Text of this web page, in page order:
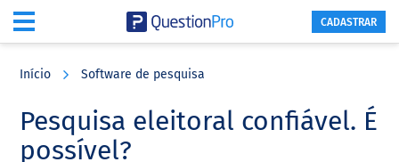
content
sidebar
CADASTRAR
Início Software de pesquisa
Pesquisa eleitoral confiável. É
possível?